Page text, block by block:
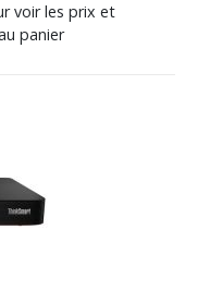
voir les prix et
panier